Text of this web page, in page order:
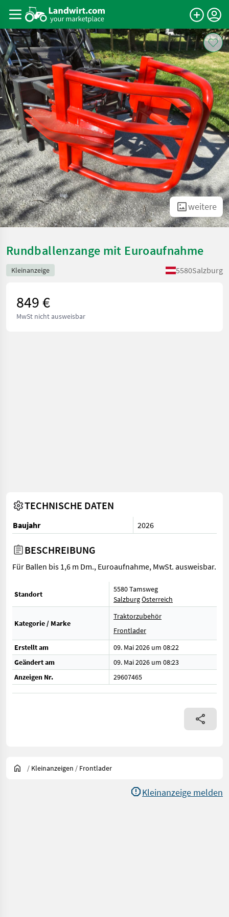
weitere
Rundballenzange mit Euroaufnahme
Kleinanzeige 5580Salzburg
849 €
MwSt nicht ausweisbar
TECHNISCHE DATEN
Baujahr 2026
BESCHREIBUNG
Für Ballen bis 1,6 m Dm., Euroaufnahme, MwSt. ausweisbar.
Standort
5580 Tamsweg
SalzburgÖsterreich
Kategorie / Marke
Traktorzubehör
Frontlader
Erstellt am
09. Mai 2026 um 08:22
Geändert am
09. Mai 2026 um 08:23
Anzeigen Nr.
29607465
/ Kleinanzeigen / Frontlader
Kleinanzeige melden